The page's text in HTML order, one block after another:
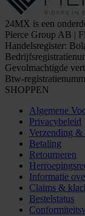
24MX is een
Pierce Group AB |
Handelsregister:
Gevolmachtigde
Btw-
SHOPPEN
Algemene
Privacybeleid
Verzending &
Betaling
Retourneren
Informatie
Claims &
Bestelstatus